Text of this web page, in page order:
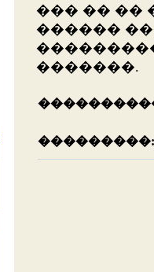
��� �� ��
������
�������.
���������: